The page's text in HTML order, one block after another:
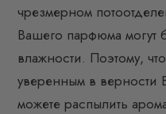
чрезмерном
Вашего парфюма могут
влажности. Поэтому,
уверенным в
можете распылить